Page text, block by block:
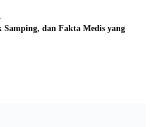
dan Fakta Medis yang